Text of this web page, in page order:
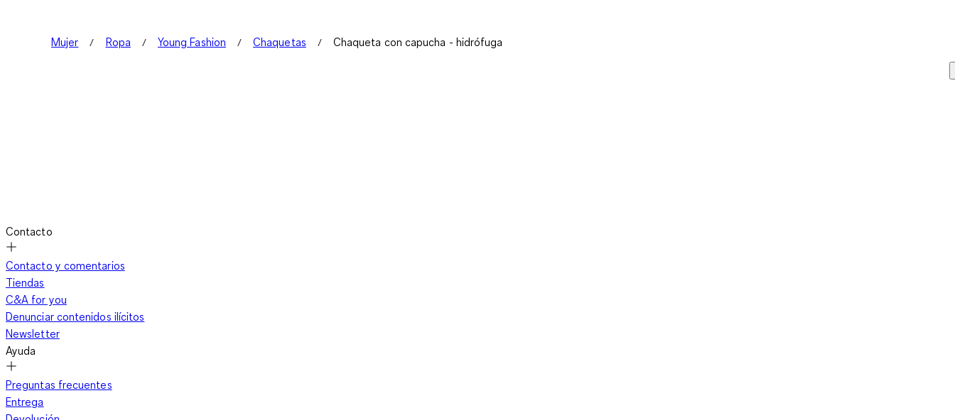
Mujer Ropa Young Fashion Chaquetas Chaqueta con capucha - hidrófuga
Contacto
Contacto y comentarios
Tiendas
C&A for you
Denunciar contenidos ilícitos
Newsletter
Ayuda
Preguntas frecuentes
Entrega